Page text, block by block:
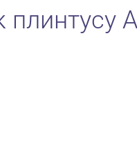
плинтусу